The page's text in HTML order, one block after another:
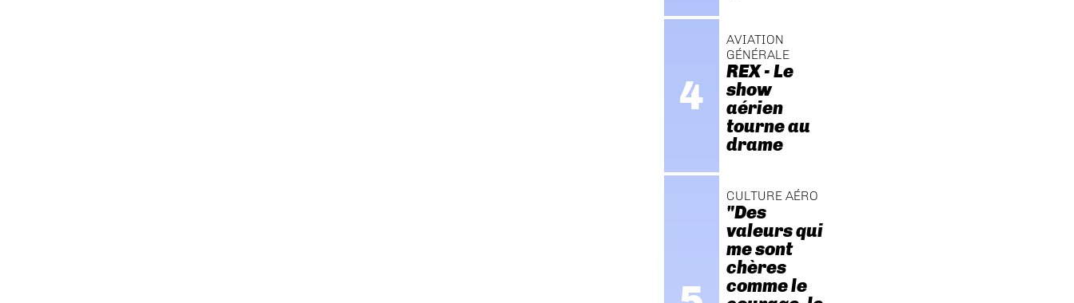
AVIATION
GÉNÉRALE
REX - Le
show
aérien
tourne au
drame
CULTURE AÉRO
"Des
valeurs qui
me sont
chères
comme le